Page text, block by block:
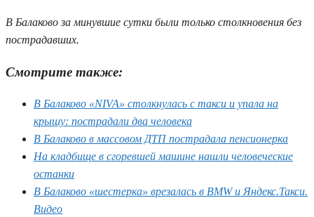
В Балаково за минувшие сутки были только столкновения без
пострадавших.
Смотрите также:
В Балаково «NIVA» столкнулась с такси и упала на
крышу: пострадали два человека
В Балаково в массовом ДТП пострадала пенсионерка
На кладбище в сгоревшей машине нашли человеческие
останки
В Балаково «шестерка» врезалась в BMW и Яндекс.Такси.
Видео